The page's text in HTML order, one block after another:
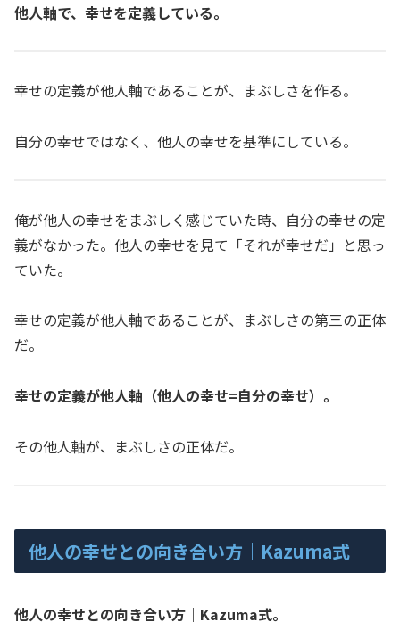
他人軸で、幸せを定義している。
幸せの定義が他人軸であることが、まぶしさを作る。
自分の幸せではなく、他人の幸せを基準にしている。
俺が他人の幸せをまぶしく感じていた時、自分の幸せの定
義がなかった。他人の幸せを見て「それが幸せだ」と思っ
ていた。
幸せの定義が他人軸であることが、まぶしさの第三の正体
だ。
幸せの定義が他人軸（他人の幸せ=自分の幸せ）。
その他人軸が、まぶしさの正体だ。
他人の幸せとの向き合い方｜Kazuma式
他人の幸せとの向き合い方｜Kazuma式。